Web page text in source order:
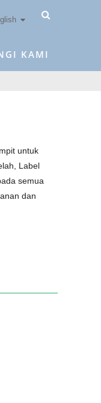
KAMI
untuk
Label
semua
dan